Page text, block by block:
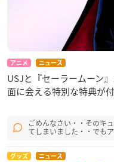
アニメ ニュース
USJと『セーラームーン
面に会える特別な特典が
ごめんなさい・・そのキ
てしまいました・・でも
グッズ ニュース